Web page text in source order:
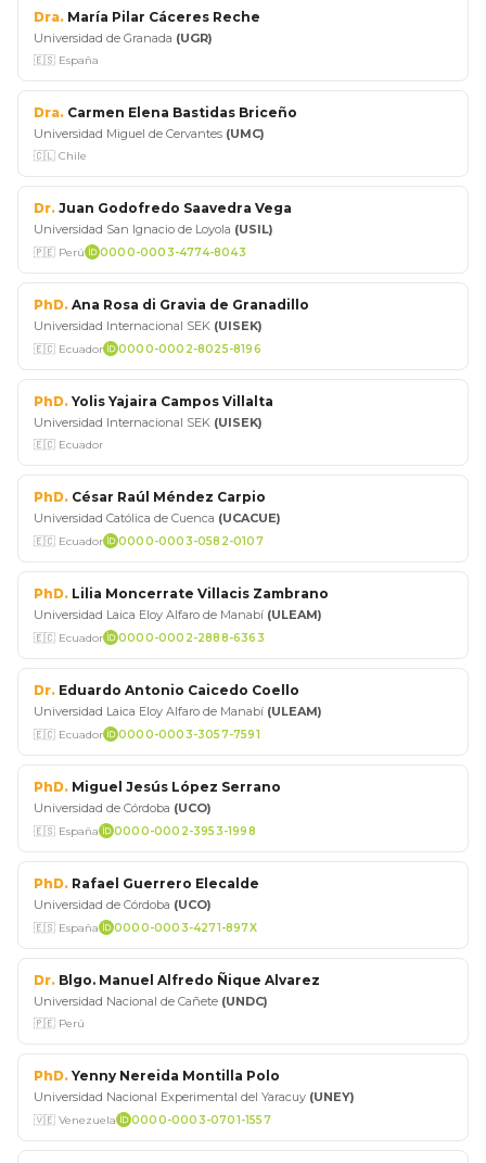
Dra. María Pilar Cáceres Reche
Universidad de Granada (UGR)
🇪🇸 España
Dra. Carmen Elena Bastidas Briceño
Universidad Miguel de Cervantes (UMC)
🇨🇱 Chile
Dr. Juan Godofredo Saavedra Vega
Universidad San Ignacio de Loyola (USIL)
🇵🇪 Perú 0000-0003-4774-8043
PhD. Ana Rosa di Gravia de Granadillo
Universidad Internacional SEK (UISEK)
🇪🇨 Ecuador 0000-0002-8025-8196
PhD. Yolis Yajaira Campos Villalta
Universidad Internacional SEK (UISEK)
🇪🇨 Ecuador
PhD. César Raúl Méndez Carpio
Universidad Católica de Cuenca (UCACUE)
🇪🇨 Ecuador 0000-0003-0582-0107
PhD. Lilia Moncerrate Villacis Zambrano
Universidad Laica Eloy Alfaro de Manabí (ULEAM)
🇪🇨 Ecuador 0000-0002-2888-6363
Dr. Eduardo Antonio Caicedo Coello
Universidad Laica Eloy Alfaro de Manabí (ULEAM)
🇪🇨 Ecuador 0000-0003-3057-7591
PhD. Miguel Jesús López Serrano
Universidad de Córdoba (UCO)
🇪🇸 España 0000-0002-3953-1998
PhD. Rafael Guerrero Elecalde
Universidad de Córdoba (UCO)
🇪🇸 España 0000-0003-4271-897X
Dr. Blgo. Manuel Alfredo Ñique Alvarez
Universidad Nacional de Cañete (UNDC)
🇵🇪 Perú
PhD. Yenny Nereida Montilla Polo
Universidad Nacional Experimental del Yaracuy (UNEY)
🇻🇪 Venezuela 0000-0003-0701-1557